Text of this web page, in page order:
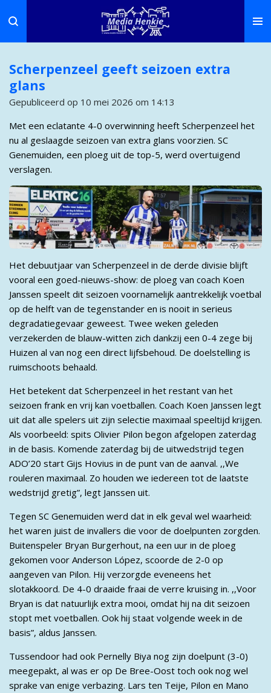
direct
naar
hoofdinhoud
Scherpenzeel geeft seizoen extra
glans
Gepubliceerd op 10 mei 2026 om 14:13
Met een eclatante 4-0 overwinning heeft Scherpenzeel het
nu al geslaagde seizoen van extra glans voorzien. SC
Genemuiden, een ploeg uit de top-5, werd overtuigend
verslagen.
Het debuutjaar van Scherpenzeel in de derde divisie blijft
vooral een goed-nieuws-show: de ploeg van coach Koen
Janssen speelt dit seizoen voornamelijk aantrekkelijk voetbal
op de helft van de tegenstander en is nooit in serieus
degradatiegevaar geweest. Twee weken geleden
verzekerden de blauw-witten zich dankzij een 0-4 zege bij
Huizen al van nog een direct lijfsbehoud. De doelstelling is
ruimschoots behaald.
Het betekent dat Scherpenzeel in het restant van het
seizoen frank en vrij kan voetballen. Coach Koen Janssen legt
uit dat alle spelers uit zijn selectie maximaal speeltijd krijgen.
Als voorbeeld: spits Olivier Pilon begon afgelopen zaterdag
in de basis. Komende zaterdag bij de uitwedstrijd tegen
ADO’20 start Gijs Hovius in de punt van de aanval. ,,We
rouleren maximaal. Zo houden we iedereen tot de laatste
wedstrijd gretig”, legt Janssen uit.
Tegen SC Genemuiden werd dat in elk geval wel waarheid:
het waren juist de invallers die voor de doelpunten zorgden.
Buitenspeler Bryan Burgerhout, na een uur in de ploeg
gekomen voor Anderson López, scoorde de 2-0 op
aangeven van Pilon. Hij verzorgde eveneens het
slotakkoord. De 4-0 draaide fraai de verre kruising in. ,,Voor
Bryan is dat natuurlijk extra mooi, omdat hij na dit seizoen
stopt met voetballen. Ook hij staat volgende week in de
basis”, aldus Janssen.
Tussendoor had ook Pernelly Biya nog zijn doelpunt (3-0)
meegepakt, al was er op De Bree-Oost toch ook nog wel
sprake van enige verbazing. Lars ten Teije, Pilon en Mano